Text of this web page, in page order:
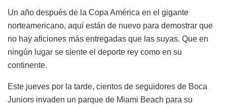
Un año después de la Copa América en el gigante
norteamericano, aquí están de nuevo para demostrar que
no hay aficiones más entregadas que las suyas. Que en
ningún lugar se siente el deporte rey como en su
continente.
Este jueves por la tarde, cientos de seguidores de Boca
Juniors invaden un parque de Miami Beach para su